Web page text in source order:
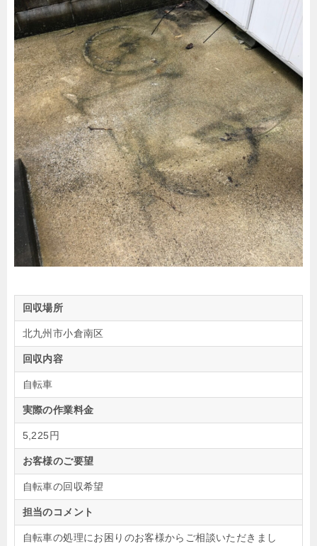
回収場所
北九州市小倉南区
回収内容
自転車
実際の作業料金
5,225円
お客様のご要望
自転車の回収希望
担当のコメント
自転車の処理にお困りのお客様からご相談いただきまし